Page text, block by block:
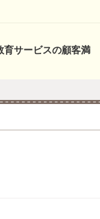
育サービスの顧客満